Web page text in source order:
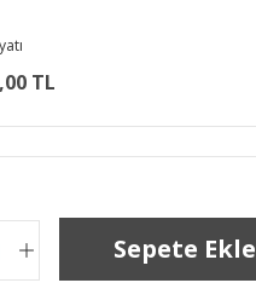
TL
Sepete Ekle